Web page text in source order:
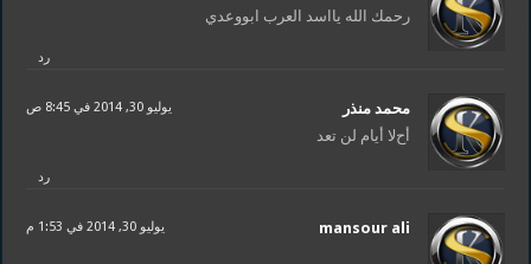
رحمك الله يااسد العرب ابووعدي
رد
محمد منذر يوليو 30, 2014 في 8:45 ص
أحﻻ أيام لن تعد
رد
mansour ali يوليو 30, 2014 في 1:53 م